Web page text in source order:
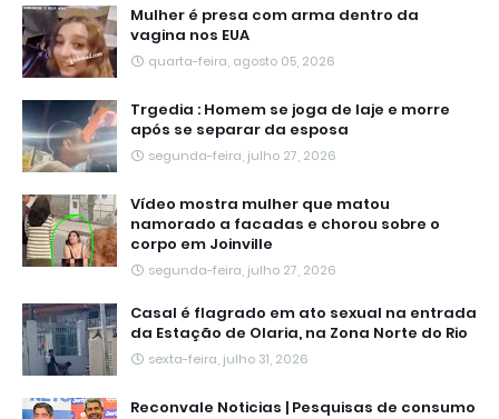
Mulher é presa com arma dentro da
vagina nos EUA
quarta-feira, agosto 05, 2026
Trgedia : Homem se joga de laje e morre
após se separar da esposa
segunda-feira, julho 27, 2026
Vídeo mostra mulher que matou
namorado a facadas e chorou sobre o
corpo em Joinville
segunda-feira, julho 27, 2026
Casal é flagrado em ato sexual na entrada
da Estação de Olaria, na Zona Norte do Rio
sexta-feira, julho 31, 2026
Reconvale Noticias | Pesquisas de consumo